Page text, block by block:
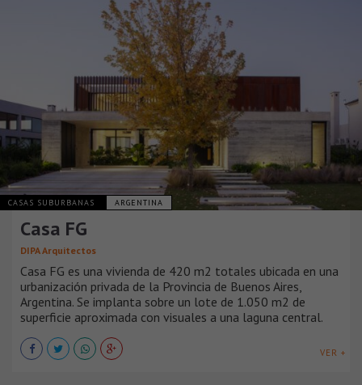
CASAS SUBURBANAS ARGENTINA
Casa FG
DIPA Arquitectos
Casa FG es una vivienda de 420 m2 totales ubicada en una
urbanización privada de la Provincia de Buenos Aires,
Argentina. Se implanta sobre un lote de 1.050 m2 de
superficie aproximada con visuales a una laguna central.
VER +